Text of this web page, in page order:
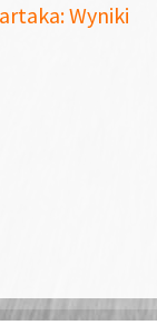
Wyniki